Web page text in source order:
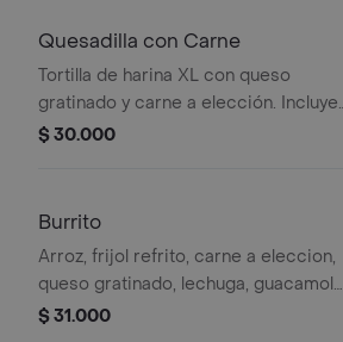
Quesadilla con Carne
Tortilla de harina XL con queso
gratinado y carne a elección. Incluye
vegetales visibles.
$ 30.000
Burrito
Arroz, frijol refrito, carne a eleccion,
queso gratinado, lechuga, guacamole
y pico de gallo
$ 31.000